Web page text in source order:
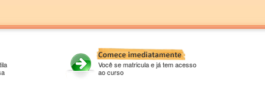
Você se matricula e já tem acesso
ao curso